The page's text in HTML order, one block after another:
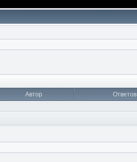
Автор Ответов